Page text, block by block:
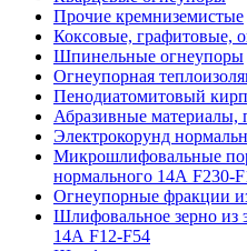
Прочие кремниземистые
Коксовые, графитовые,
Шпинельные огнеупоры
Огнеупорная
Пенодиатомитовый
Абразивные материалы,
Электрокорунд
Микрошлифовальные
нормального 14А F230-
Огнеупорные фракции
Шлифовальное зерно из
14А F12-F54